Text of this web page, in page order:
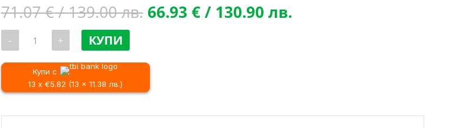
71.07€/ 139.00 лв. Original
/
139.00 лв..
66.93 €/ 130.90 лв.Текущата
- количество
Ъглошлайф
RAIDER
RDI-
AG57,
1400
mm
+ КУПИ
Купи с
13 x €5.82 (13 x 11.38 лв.)